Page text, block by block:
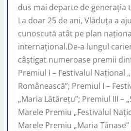
dus mai departe de generaţia
La doar 25 de ani, Vlăduța a
cunoscută atât pe plan
internaţional.De-a lungul
câştigat numeroase premii
Premiul I – Festivalul Național
Românească”; Premiul I –
„Maria Lătărețu”; Premiul III –
Marele Premiu „Festivalul
Marele Premiu „Maria